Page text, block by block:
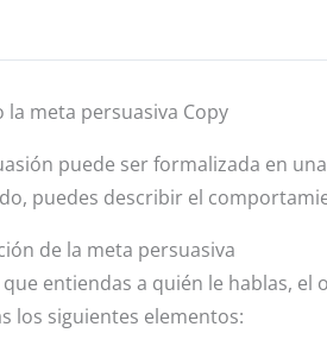
la meta persuasiva Copy
puede ser formalizada en
puedes describir el
de la meta persuasiva
que entiendas a quién le hablas,
los siguientes elementos: